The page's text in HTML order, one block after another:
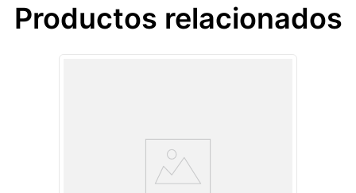
Productos relacionados